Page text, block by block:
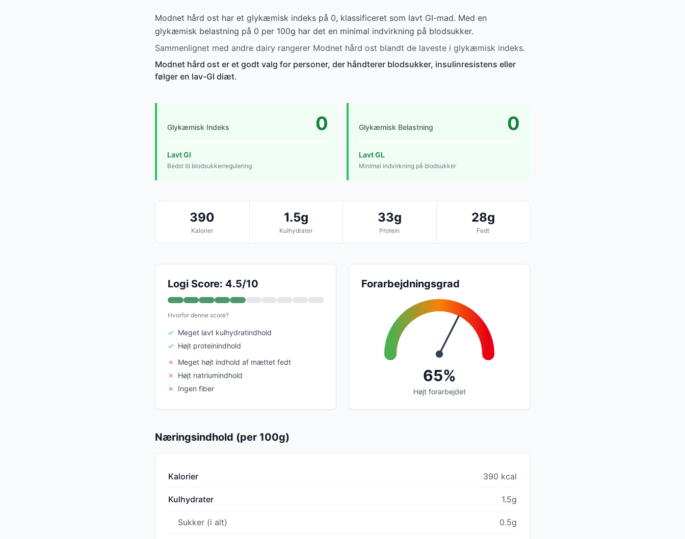
Modnet hård ost har et glykæmisk indeks på 0, klassificeret som lavt GI-mad. Med en
glykæmisk belastning på 0 per 100g har det en minimal indvirkning på blodsukker.
Sammenlignet med andre dairy rangerer Modnet hård ost blandt de laveste i glykæmisk indeks.
Modnet hård ost er et godt valg for personer, der håndterer blodsukker, insulinresistens eller
følger en lav-GI diæt.
Glykæmisk Indeks 0
Lavt GI
Bedst til blodsukkerregulering
Glykæmisk Belastning 0
Lavt GL
Minimal indvirkning på blodsukker
390
Kalorier
1.5g
Kulhydrater
33g
Protein
28g
Fedt
Logi Score: 4.5/10
Hvorfor denne score?
✓ Meget lavt kulhydratindhold
✓ Højt proteinindhold
✗
Meget højt indhold af mættet fedt
✗
Højt natriumindhold
✗
Ingen fiber
Forarbejdningsgrad
65%
Højt forarbejdet
Næringsindhold (per 100g)
Kalorier 390 kcal
Kulhydrater 1.5g
Sukker (i alt) 0.5g